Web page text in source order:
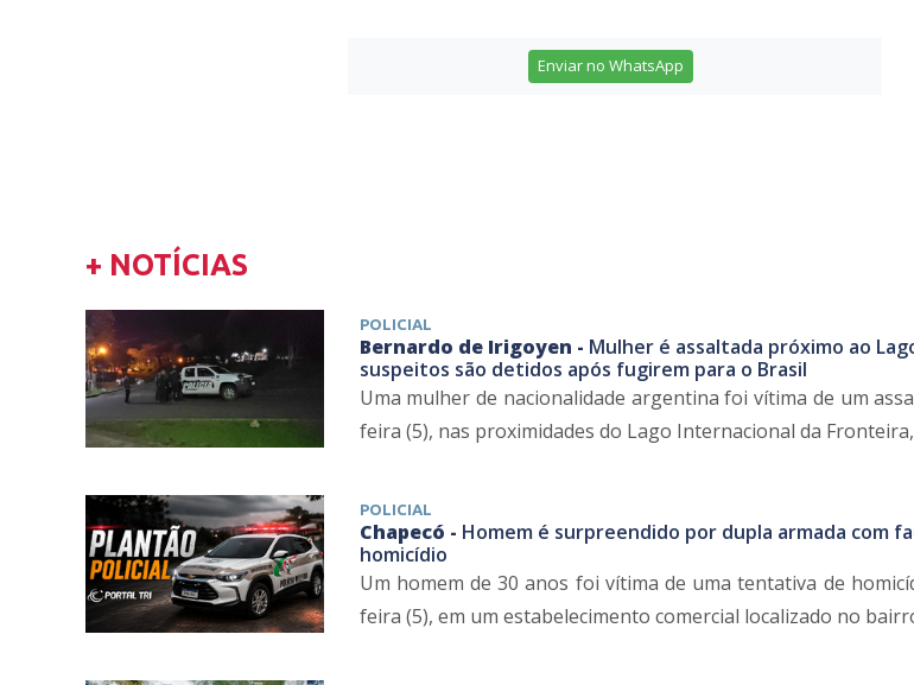
Enviar no WhatsApp
+ NOTÍCIAS
POLICIAL
Bernardo de Irigoyen - Mulher é assaltada próximo ao
suspeitos são detidos após fugirem para o Brasil
Uma mulher de nacionalidade argentina foi vítima de um
feira (5), nas proximidades do Lago Internacional da Fronteira,
POLICIAL
Chapecó - Homem é surpreendido por dupla armada com
homicídio
Um homem de 30 anos foi vítima de uma tentativa de
feira (5), em um estabelecimento comercial localizado no